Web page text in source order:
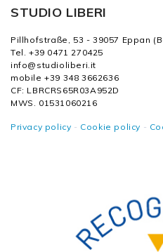
STUDIO LIBERI
Pillhofstraße, 53 - 39057 Eppan
Tel. +39 0471 270425
info@studioliberi.it
mobile +39 348 3662636
CF: LBRCRS65R03A952D
MWS. 01531060216
Privacy policy - Cookie policy -